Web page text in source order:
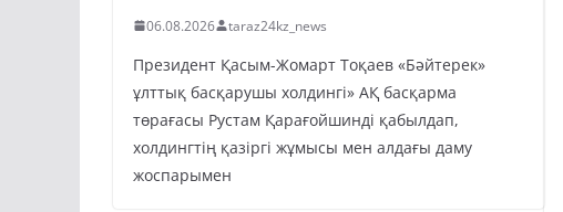
06.08.2026 taraz24kz_news
Президент Қасым-Жомарт Тоқаев «Бәйтерек»
ұлттық басқарушы холдингі» АҚ басқарма
төрағасы Рустам Қарағойшинді қабылдап,
холдингтің қазіргі жұмысы мен алдағы даму
жоспарымен